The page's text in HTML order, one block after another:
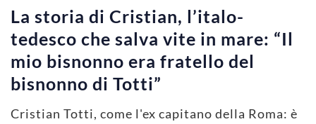
La storia di Cristian, l’italo-
tedesco che salva vite in mare: “Il
mio bisnonno era fratello del
bisnonno di Totti”
Cristian Totti, come l'ex capitano della Roma: è